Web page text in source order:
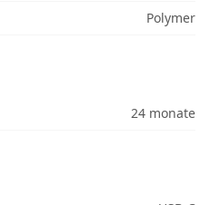
Polymer
24 monate